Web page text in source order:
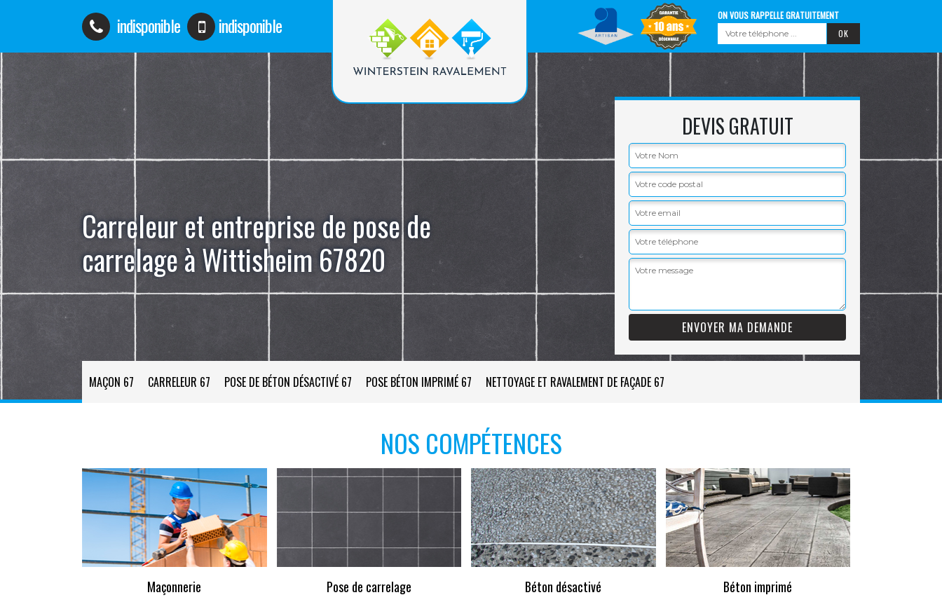
indisponible indisponible ON VOUS RAPPELLE GRATUITEMENT
Carreleur et entreprise de pose de
carrelage à Wittisheim 67820
DEVIS GRATUIT
MAÇON 67 CARRELEUR 67 POSE DE BÉTON DÉSACTIVÉ 67 POSE BÉTON IMPRIMÉ 67 NETTOYAGE ET RAVALEMENT DE FAÇADE 67
NOS COMPÉTENCES
Maçonnerie Pose de carrelage Béton désactivé Béton imprimé